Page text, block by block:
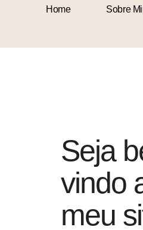
Home Sobre
Seja
vindo
meu